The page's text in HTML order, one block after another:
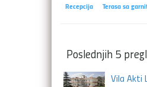
Recepcija Terasa sa
Poslednjih 5
Vila Akti